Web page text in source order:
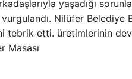
yaşadığı
Nilüfer Belediye
etti. üretimlerinin
Masası